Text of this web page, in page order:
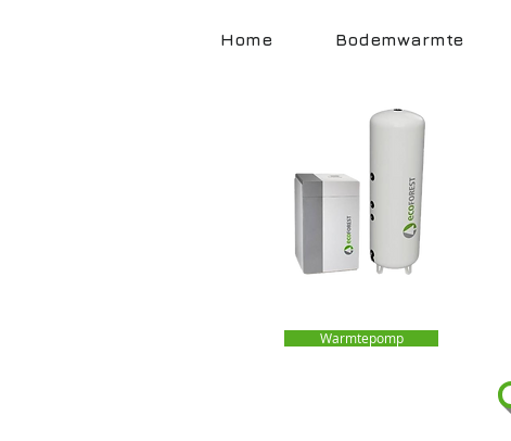
Home Bodemwarmte
Warmtepomp